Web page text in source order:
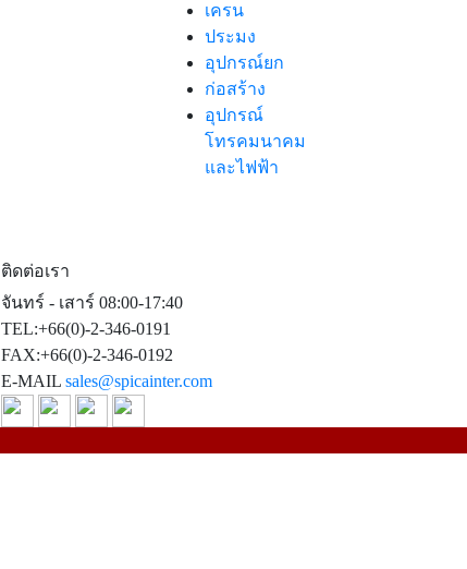
เครน
ประมง
อุปกรณ์ยก
ก่อสร้าง
อุปกรณ์
โทรคมนาคม
และไฟฟ้า
ติดต่อเรา
จันทร์ - เสาร์ 08:00-17:40
TEL:+66(0)-2-346-0191
FAX:+66(0)-2-346-0192
E-MAIL sales@spicainter.com